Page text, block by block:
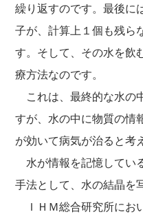
繰り返すのです。最後に
子が、計算上１個も残ら
す。そして、その水を飲
療方法なのです。
これは、最終的な水の
すが、水の中に物質の情
が効いて病気が治ると考
水が情報を記憶してい
手法として、水の結晶を
ＩＨＭ総合研究所にお